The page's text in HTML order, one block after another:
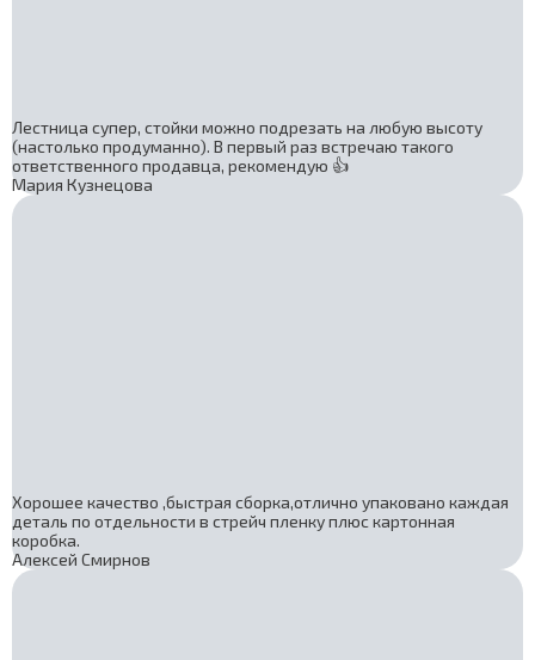
Лестница супер, стойки можно подрезать на любую высоту
(настолько продуманно). В первый раз встречаю такого
ответственного продавца, рекомендую 👍
Мария Кузнецова
Хорошее качество ,быстрая сборка,отлично упаковано каждая
деталь по отдельности в стрейч пленку плюс картонная
коробка.
Алексей Смирнов